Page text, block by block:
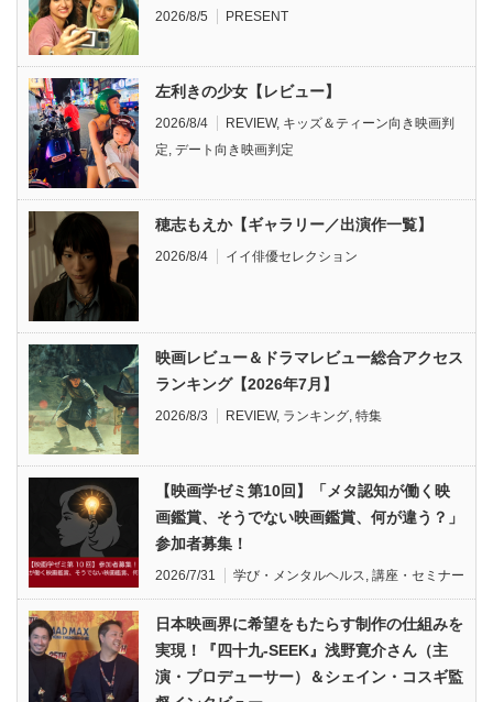
2026/8/5 PRESENT
左利きの少女【レビュー】
2026/8/4 REVIEW, キッズ＆ティーン向き映画判
定 デート向き映画判定
穂志もえか【ギャラリー／出演作一覧】
2026/8/4 イイ俳優セレクション
映画レビュー＆ドラマレビュー総合アクセス
ランキング【2026年7月】
2026/8/3 REVIEW, ランキング 特集
【映画学ゼミ第10回】「メタ認知が働く映
画鑑賞、そうでない映画鑑賞、何が違う？」
参加者募集！
2026/7/31 学び・メンタルヘルス 講座・セミナー
日本映画界に希望をもたらす制作の仕組みを
実現！『四十九-SEEK』浅野寛介さん（主
演・プロデューサー）＆シェイン・コスギ監